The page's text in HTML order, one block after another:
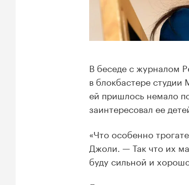
В беседе с журналом
в блокбастере студии
ей пришлось немало
заинтересовал ее
«Что особенно
Джоли. — Так что их
буду сильной и